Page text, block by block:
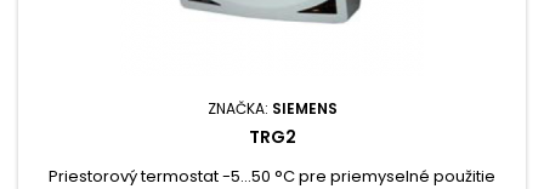
ZNAČKA: SIEMENS
TRG2
Priestorový termostat -5...50 °C pre priemyselné použitie